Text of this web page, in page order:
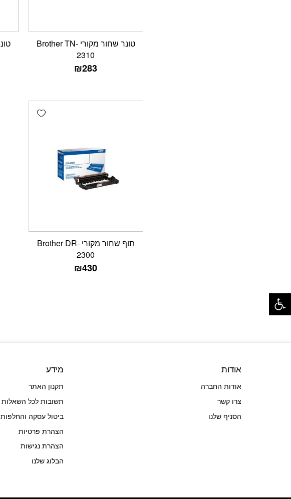
טונר שחור מקורי Brother TN-
2310
₪283
Add wishlist
תוף שחור מקורי Brother DR-
2300
₪430
אודות
אודות החברה
צרו קשר
הסניף שלנו
מידע
תקנון האתר
תשובות לכל השאלות
ביטול עסקה והחלפות
הצהרת פרטיות
הצהרת נגישות
הבלוג שלנו
פתח סרגל נגישות